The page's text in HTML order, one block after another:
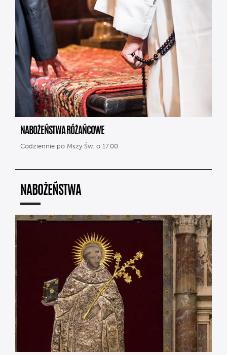
NABOŻEŃSTWA RÓŻAŃCOWE
Codziennie po Mszy Św. o 17.00
NABOŻEŃSTWA